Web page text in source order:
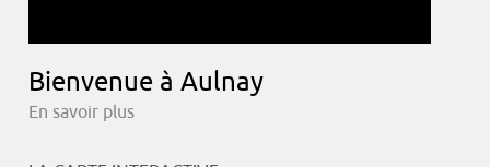
Bienvenue à Aulnay
En savoir plus